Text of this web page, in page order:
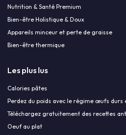
Nutrition & Santé Premium
Bien-être Holistique & Doux
Appareils minceur et perte de graisse
Bien-être thermique
Les plus lus
Calories pâtes
Perdez du poids avec le régime œufs durs
Téléchargez gratuitement des recettes
Oeuf au plat